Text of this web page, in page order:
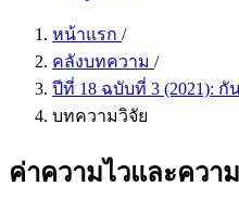
หน้าแรก /
คลังบทความ /
ปีที่ 18 ฉบับที่ 3 (2021):
บทความวิจัย
ค่าความไวและควา